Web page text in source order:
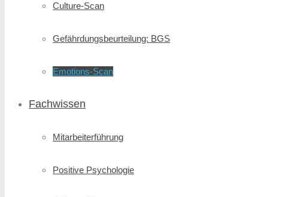
Culture-Scan
Gefährdungsbeurteilung: BGS
Emotions-Scan
Fachwissen
Mitarbeiterführung
Positive Psychologie